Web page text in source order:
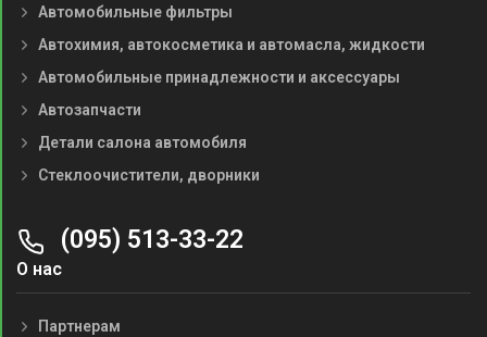
Автомобильные фильтры
Автохимия, автокосметика и автомасла, жидкости
Автомобильные принадлежности и аксессуары
Автозапчасти
Детали салона автомобиля
Стеклоочистители, дворники
(095) 513-33-22
О нас
Партнерам